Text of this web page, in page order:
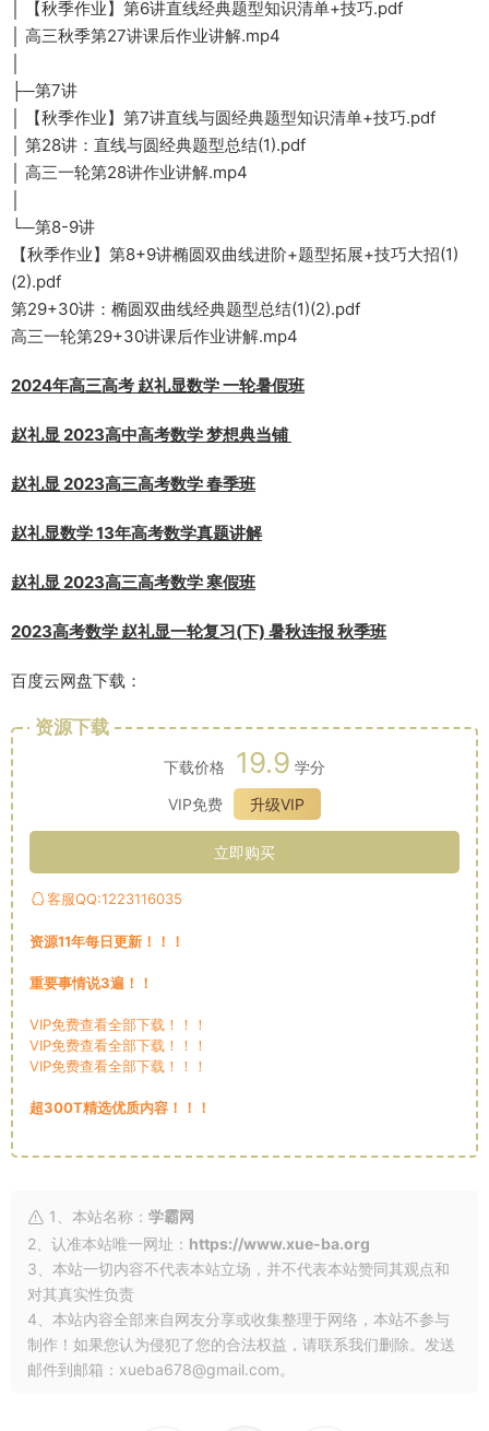
│ 【秋季作业】第6讲直线经典题型知识清单+技巧.pdf
│ 高三秋季第27讲课后作业讲解.mp4
├─第7讲
│ 【秋季作业】第7讲直线与圆经典题型知识清单+技巧.pdf
│ 第28讲：直线与圆经典题型总结(1).pdf
│ 高三一轮第28讲作业讲解.mp4
└─第8-9讲
【秋季作业】第8+9讲椭圆双曲线进阶+题型拓展+技巧大招(1)
(2).pdf
第29+30讲：椭圆双曲线经典题型总结(1)(2).pdf
高三一轮第29+30讲课后作业讲解.mp4
2024年高三高考 赵礼显数学 一轮暑假班
赵礼显 2023高中高考数学 梦想典当铺
赵礼显 2023高三高考数学 春季班
赵礼显数学 13年高考数学真题讲解
赵礼显 2023高三高考数学 寒假班
2023高考数学 赵礼显一轮复习(下) 暑秋连报 秋季班
百度云网盘下载：
资源下载
下载价格 19.9 学分
VIP免费
升级VIP
立即购买
客服QQ:1223116035
资源11年每日更新！！！
重要事情说3遍！！
VIP免费查看全部下载！！！
VIP免费查看全部下载！！！
VIP免费查看全部下载！！！
超300T精选优质内容！！！
1、本站名称： 学霸网
2、认准本站唯一网址： https://www.xue-ba.org
3、本站一切内容不代表本站立场，并不代表本站赞同其观点和
对其真实性负责
4、本站内容全部来自网友分享或收集整理于网络，本站不参与
制作！如果您认为侵犯了您的合法权益，请联系我们删除。发送
邮件到邮箱：xueba678@gmail.com。